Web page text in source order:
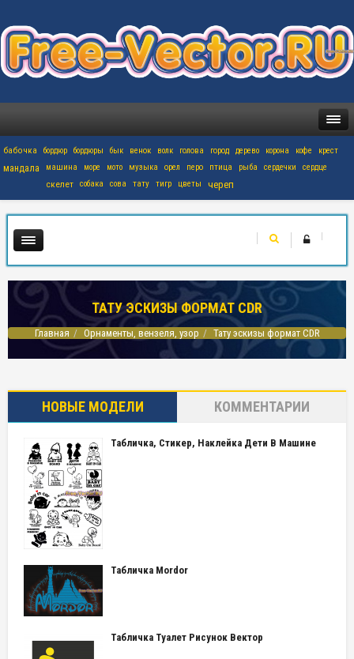
бабочка бордюр бордюры бык венок волк голова город дерево корона кофе крест
мандала машина море мото музыка орел перо птица рыба сердечки сердце
скелет собака сова тату тигр цветы череп
ТАТУ ЭСКИЗЫ ФОРМАТ CDR
Главная Орнаменты, вензеля, узор Тату эскизы формат CDR
НОВЫЕ МОДЕЛИ КОММЕНТАРИИ
Табличка, Стикер, Наклейка Дети В Машине
Табличка Mordor
Табличка Туалет Рисунок Вектор